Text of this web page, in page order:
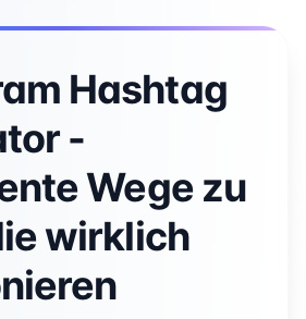
Hashtag
-
Wege zu
wirklich